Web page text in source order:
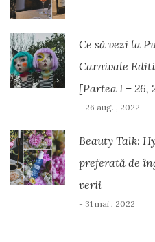
Ce să vezi la
Carnivale
[Partea I – 26,
- 26 aug. , 2022
Beauty Talk:
preferată de
verii
- 31 mai , 2022